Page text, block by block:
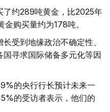
了约289吨黄金，比2025年
购买量约为178吨。
受到地缘政治不确定性、
寻求国际储备多元化等因
的央行行长预计未来一
的受访者表示，他们的